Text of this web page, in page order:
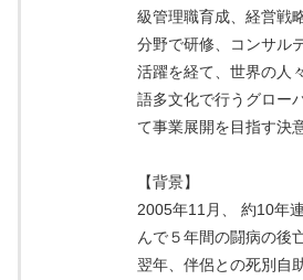
級管理職育成、経営戦
分野で研修、コンサル
活躍を経て、世界の人
語多文化で行うグロー
て事業展開を目指す決
【背景】
2005年11月、 約10年
んで５年間の闘病の後
翌年、伴侶との死別自